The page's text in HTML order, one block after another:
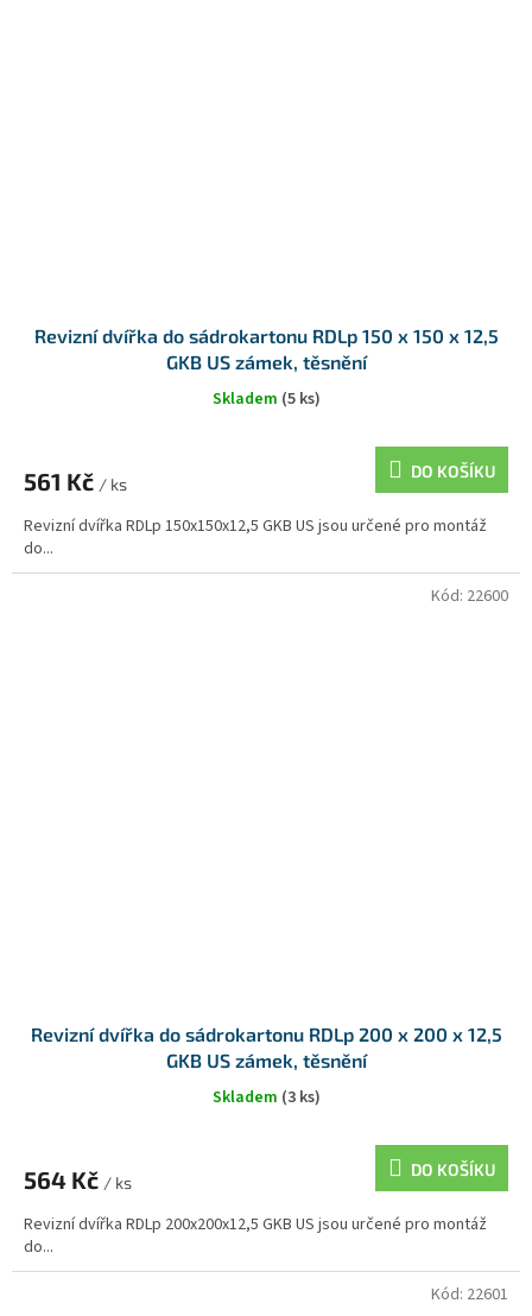
Revizní dvířka do sádrokartonu RDLp 150 x 150 x 12,5
GKB US zámek, těsnění
Skladem (5 ks)
561 Kč / ks
DO KOŠÍKU
Revizní dvířka RDLp 150x150x12,5 GKB US jsou určené pro montáž
do...
Revizní dvířka do sádrokartonu RDLp 200 x 200 x 12,5
GKB US zámek, těsnění
Skladem (3 ks)
564 Kč / ks
DO KOŠÍKU
Revizní dvířka RDLp 200x200x12,5 GKB US jsou určené pro montáž
do...
Kód: 22600
Kód: 22601